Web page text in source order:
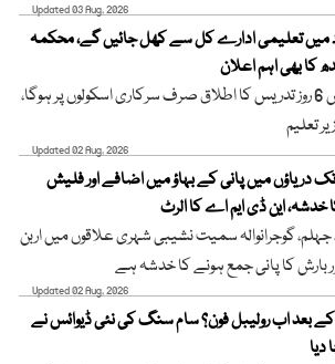
Updated 03 Aug, 2026
میں تعلیمی ادارے کل سے کھل جائیں گے، محکمہ
کا بھی اہم اعلان
ہفتے میں 6 روز تدریس کا اطلاق صرف سرکاری اسکولوں پر ہوگا،
تعلیم
Updated 02 Aug, 2026
دریاؤں میں پانی کے بہاؤ میں اضافے اور فلیش
این ڈی ایم اے کا الرٹ
جہلم، گوجرانوالہ سمیت نشیبی شہری علاقوں میں اربن
بارش کا پانی جمع ہونے کا خدشہ ہے
Updated 02 Aug, 2026
کے بعد اب رولیبل فون؟ سام سنگ کی نئی ڈیوائس نے
دیا